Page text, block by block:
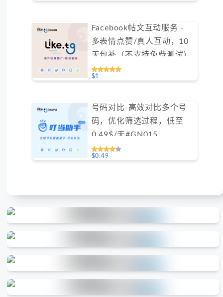
Facebook帖文互动服务 -
多表情点赞/真人互动，10
天包补（不支持免费测试）
$1
号码对比-高效对比多个号
码，优化筛选过程，低至
0.49$/天#GN015
$0.49